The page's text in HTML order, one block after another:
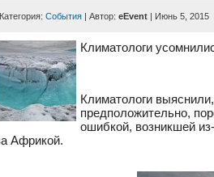
Категория:События | Автор:eEvent | Июнь 5, 2015
Климатологи
Климатологи
предположительно,
ошибкой, возникшей
Африкой.